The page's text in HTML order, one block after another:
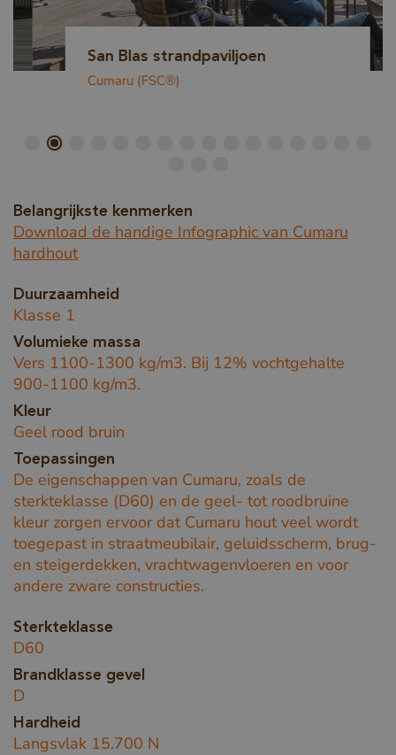
San Blas strandpaviljoen
Cumaru (FSC®)
Belangrijkste kenmerken
Download de handige Infographic van Cumaru
hardhout
Duurzaamheid
Klasse 1
Volumieke massa
Vers 1100-1300 kg/m3. Bij 12% vochtgehalte
900-1100 kg/m3.
Kleur
Geel rood bruin
Toepassingen
De eigenschappen van Cumaru, zoals de
sterkteklasse (D60) en de geel- tot roodbruine
kleur zorgen ervoor dat Cumaru hout veel wordt
toegepast in straatmeubilair, geluidsscherm, brug-
en steigerdekken, vrachtwagenvloeren en voor
andere zware constructies.
Sterkteklasse
D60
Brandklasse gevel
D
Hardheid
Langsvlak 15.700 N